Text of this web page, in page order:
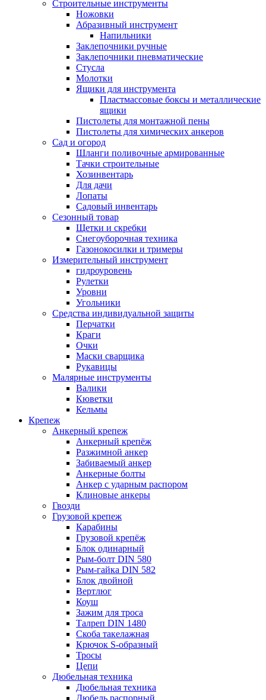
Строительные инструменты
Ножовки
Абразивный инструмент
Напильники
Заклепочники ручные
Заклепочники пневматические
Стусла
Молотки
Ящики для инструмента
Пластмассовые боксы и металлические
ящики
Пистолеты для монтажной пены
Пистолеты для химических анкеров
Сад и огород
Шланги поливочные армированные
Тачки строительные
Хозинвентарь
Для дачи
Лопаты
Садовый инвентарь
Сезонный товар
Щетки и скребки
Снегоуборочная техника
Газонокосилки и тримеры
Измерительный инструмент
гидроуровень
Рулетки
Уровни
Угольники
Средства индивидуальной защиты
Перчатки
Краги
Очки
Маски сварщика
Рукавицы
Малярные инструменты
Валики
Кюветки
Кельмы
Крепеж
Анкерный крепеж
Анкерный крепёж
Разжимной анкер
Забиваемый анкер
Анкерные болты
Анкер с ударным распором
Клиновые анкеры
Гвозди
Грузовой крепеж
Карабины
Грузовой крепёж
Блок одинарный
Рым-болт DIN 580
Рым-гайка DIN 582
Блок двойной
Вертлюг
Коуш
Зажим для троса
Талреп DIN 1480
Скоба такелажная
Крючок S-образный
Тросы
Цепи
Дюбельная техника
Дюбельная техника
Дюбель распорный